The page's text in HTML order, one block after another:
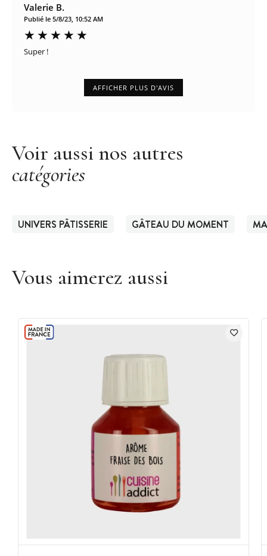
Valerie B.
Publié le 5/8/23, 10:52 AM
Super !
AFFICHER PLUS D'AVIS
Voir aussi nos autres
catégories
UNIVERS PÂTISSERIE GÂTEAU DU MOMENT
Vous aimerez aussi